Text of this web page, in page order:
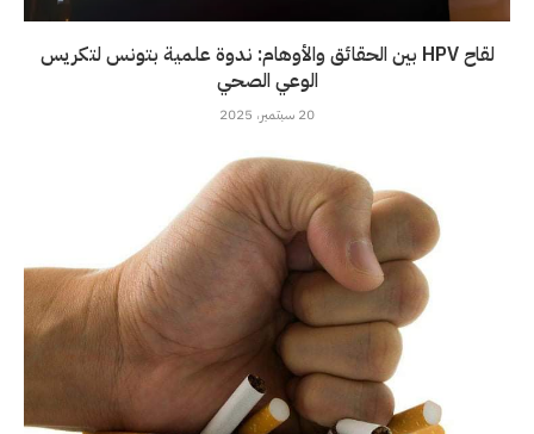
لقاح HPV بين الحقائق والأوهام: ندوة علمية بتونس لتكريس
الوعي الصحي
20 سبتمبر، 2025